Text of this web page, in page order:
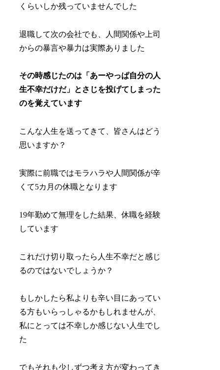
くらいしか残っていませんでした
退職して次の会社でも、人間関係や上司
からの暴言や暴力は実際ありました
その時感じたのは「あーやっぱ自分の人
生不幸だけだ」とさじを投げてしまった
のを覚えています
こんな人生を送ってきて、皆さんはどう
思いますか？
実際に前職ではモラハラや人間関係が辛
くて5カ月の休職となります
19年勤めて無理をした結果、休職を経験
しています
これだけ切り取ったら人生不幸だと感じ
るのではないでしょうか？
もしかしたら私よりも辛い目にあってい
る方もいらっしゃるかもしれませんが、
私にとっては不幸しか感じない人生でし
た
でもそれも少しずつ考え方が変わってき